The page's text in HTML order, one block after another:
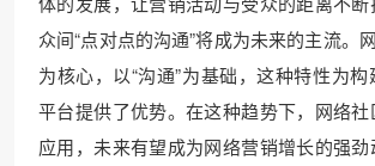
众间“点对点的沟通”将成为未来的主流。
为核心，以“沟通”为基础，这种特性为
平台提供了优势。在这种趋势下，网络
应用，未来有望成为网络营销增长的强